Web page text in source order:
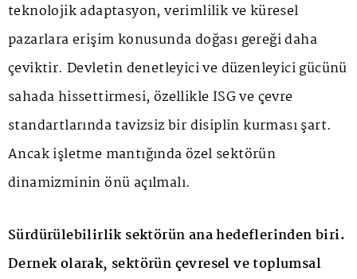
teknolojik adaptasyon, verimlilik ve küresel
pazarlara erişim konusunda doğası gereği daha
çeviktir. Devletin denetleyici ve düzenleyici gücünü
sahada hissettirmesi, özellikle İSG ve çevre
standartlarında tavizsiz bir disiplin kurması şart.
Ancak işletme mantığında özel sektörün
dinamizminin önü açılmalı.
Sürdürülebilirlik sektörün ana hedeflerinden biri.
Dernek olarak, sektörün çevresel ve toplumsal